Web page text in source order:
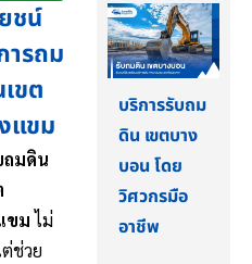
ชน์
ารถม
ขต
แขม
ถมดิน
ขมไม่
ช่วย
บริการรับถม
ดิน เขตบาง
บอน โดย
วิศวกรมือ
อาชีพ